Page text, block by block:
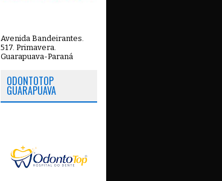
Avenida Bandeirantes.
517. Primavera.
Guarapuava-Paraná
ODONTOTOP
GUARAPUAVA